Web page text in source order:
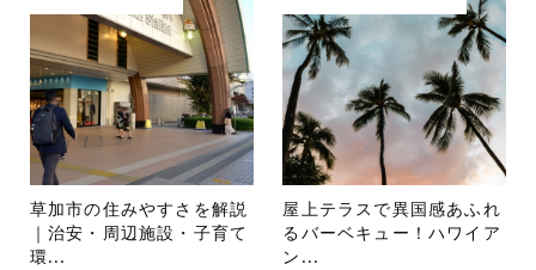
草加市の住みやすさを解説
｜治安・周辺施設・子育て
環...
屋上テラスで異国感あふれ
るバーベキュー！ハワイア
ン...